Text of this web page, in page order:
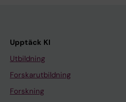
Upptäck KI
Utbildning
Forskarutbildning
Forskning